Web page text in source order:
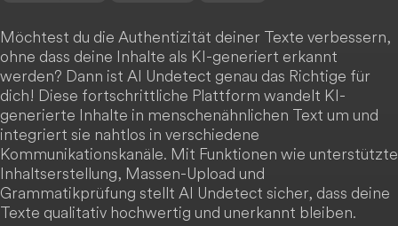
Möchtest du die Authentizität deiner Texte verbessern,
ohne dass deine Inhalte als KI-generiert erkannt
werden? Dann ist AI Undetect genau das Richtige für
dich! Diese fortschrittliche Plattform wandelt KI-
generierte Inhalte in menschenähnlichen Text um und
integriert sie nahtlos in verschiedene
Kommunikationskanäle. Mit Funktionen wie unterstützte
Inhaltserstellung, Massen-Upload und
Grammatikprüfung stellt AI Undetect sicher, dass deine
Texte qualitativ hochwertig und unerkannt bleiben.